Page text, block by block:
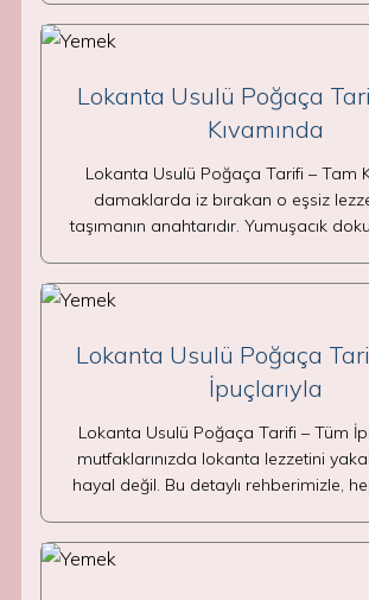
Lokanta Usulü Poğaça
Kıvamında
Lokanta Usulü Poğaça Tarifi – Tam
damaklarda iz bırakan o eşsiz
taşımanın anahtarıdır. Yumuşacık
Lokanta Usulü Poğaça
İpuçlarıyla
Lokanta Usulü Poğaça Tarifi – Tüm
mutfaklarınızda lokanta lezzetini
hayal değil. Bu detaylı rehberimizle,